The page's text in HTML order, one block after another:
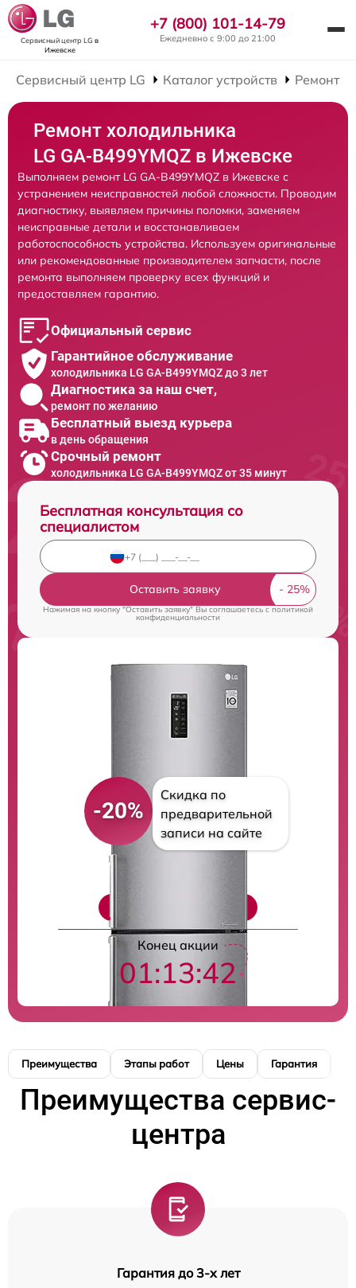
Сервисный центр LG в
Ижевске
+7 (800) 101-14-79
Ежедневно с 9:00 до 21:00
Сервисный центр LG Каталог устройств Ремонт
Ремонт холодильника
LG GA-B499YMQZ в Ижевске
Выполняем ремонт LG GA-B499YMQZ в Ижевске с
устранением неисправностей любой сложности. Проводим
диагностику, выявляем причины поломки, заменяем
неисправные детали и восстанавливаем
работоспособность устройства. Используем оригинальные
или рекомендованные производителем запчасти, после
ремонта выполняем проверку всех функций и
предоставляем гарантию.
Официальный сервис
Гарантийное обслуживание
холодильника LG GA-B499YMQZ до 3 лет
Диагностика за наш счет,
ремонт по желанию
Бесплатный выезд курьера
в день обращения
Срочный ремонт
холодильника LG GA-B499YMQZ от 35 минут
Бесплатная консультация со
специалистом
Оставить заявку
Нажимая на кнопку "Оставить заявку" Вы соглашаетесь cполитикой
конфиденциальности
-20%
Скидка по
предварительной
записи на сайте
Конец акции
01:13:41
Преимущества Этапы работ Цены Гарантия
Преимущества сервис-
центра
Гарантия до 3-х лет